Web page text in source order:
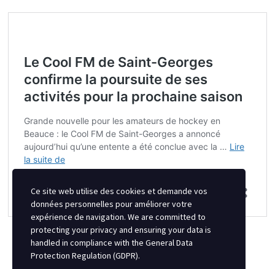
Ce site web utilise des cookies et demande vos
données personnelles pour améliorer votre
expérience de navigation. We are committed to
protecting your privacy and ensuring your data is
handled in compliance with the General Data
Protection Regulation (GDPR).